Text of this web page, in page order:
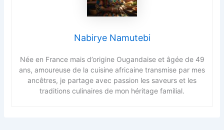
Nabirye Namutebi
Née en France mais d’origine Ougandaise et âgée de 49
ans, amoureuse de la cuisine africaine transmise par mes
ancêtres, je partage avec passion les saveurs et les
traditions culinaires de mon héritage familial.